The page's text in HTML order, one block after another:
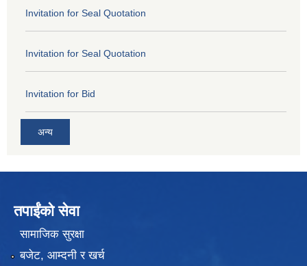
Invitation for Seal Quotation
Invitation for Seal Quotation
Invitation for Bid
अन्य
तपाईंको सेवा
सामाजिक सुरक्षा
बजेट, आम्दनी र खर्च